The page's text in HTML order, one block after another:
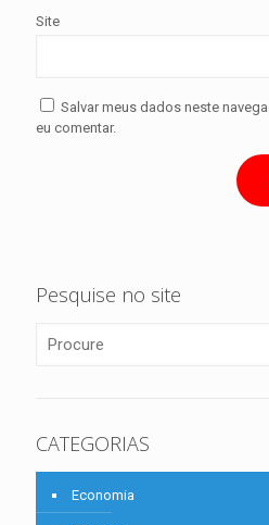
Site
Salvar meus dados neste
eu comentar.
Pesquise no site
CATEGORIAS
Economia